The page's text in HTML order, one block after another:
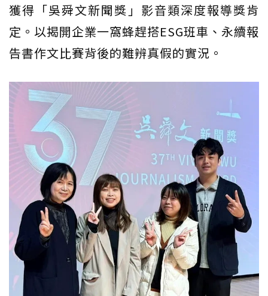
獲得「吳舜文新聞獎」影音類深度報導獎肯
定。以揭開企業一窩蜂趕搭ESG班車、永續報
告書作文比賽背後的難辨真假的實況。